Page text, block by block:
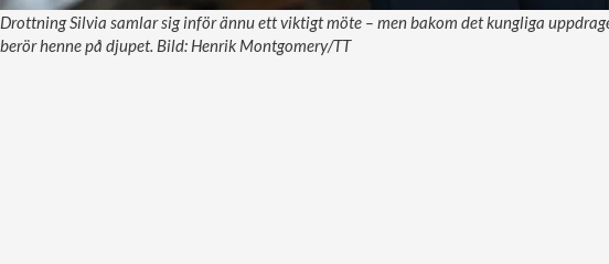
Drottning Silvia samlar sig inför ännu ett viktigt möte – men bakom det kungliga
berör henne på djupet. Bild: Henrik Montgomery/TT